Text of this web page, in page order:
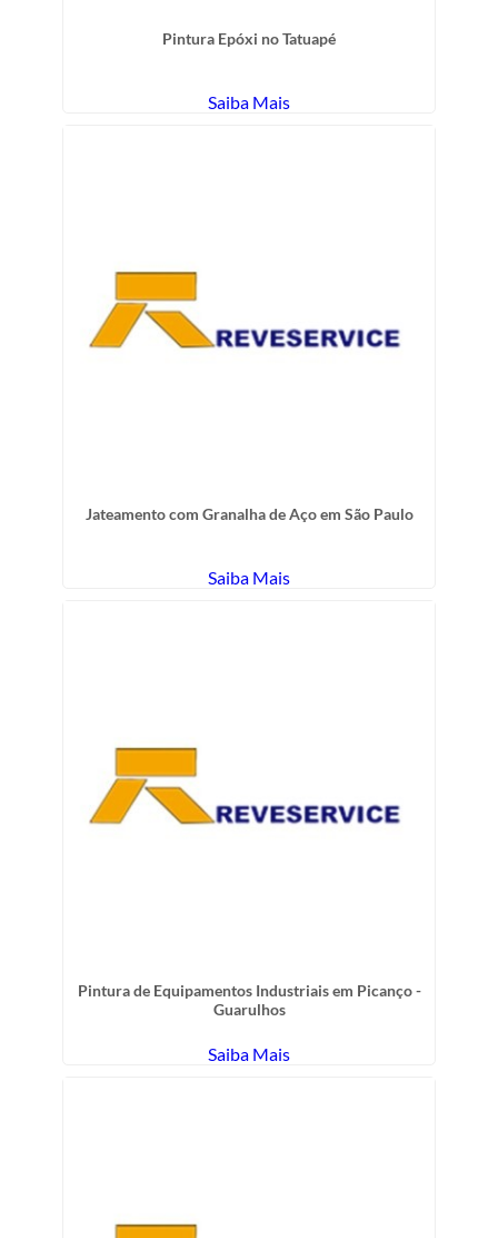
Pintura Epóxi no Tatuapé
Saiba Mais
Jateamento com Granalha de Aço em São Paulo
Saiba Mais
Pintura de Equipamentos Industriais em Picanço -
Guarulhos
Saiba Mais